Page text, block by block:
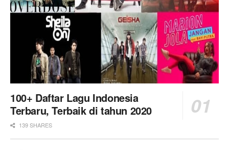
100+ Daftar Lagu Indonesia
Terbaru, Terbaik di tahun 2020
139 SHARES